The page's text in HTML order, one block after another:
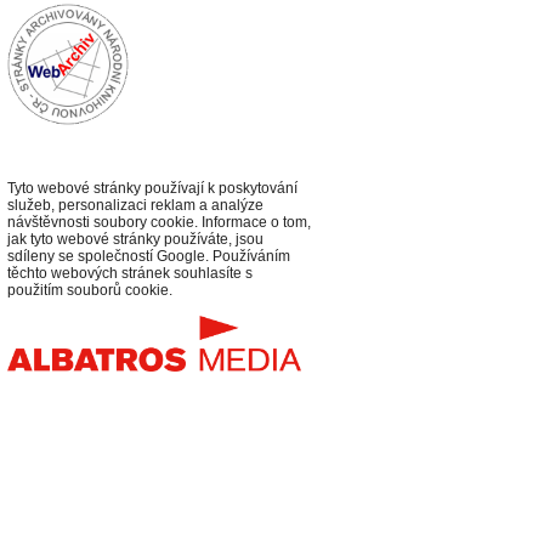
Tyto webové stránky používají k poskytování
služeb, personalizaci reklam a analýze
návštěvnosti soubory cookie. Informace o tom,
jak tyto webové stránky používáte, jsou
sdíleny se společností Google. Používáním
těchto webových stránek souhlasíte s
použitím souborů cookie.